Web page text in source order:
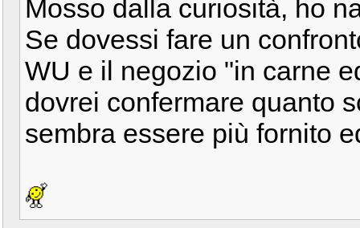
Mosso dalla curiosità, ho
Se dovessi fare un
WU e il negozio "in carne
dovrei confermare quanto
sembra essere più fornito